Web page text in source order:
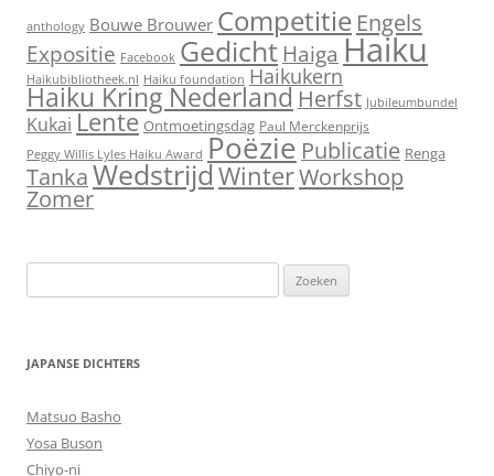
anthology Bouwe Brouwer Competitie Engels
Expositie Facebook Gedicht Haiga Haiku
Haikubibliotheek.nl Haiku foundation Haikukern
Haiku Kring Nederland Herfst Jubileumbundel
Kukai Lente Ontmoetingsdag Paul Merckenprijs
Peggy Willis Lyles Haiku Award Poëzie Publicatie Renga
TankaWedstrijdWinterWorkshop
Zomer
naar:
JAPANSE DICHTERS
Matsuo Basho
Yosa Buson
Chiyo-ni